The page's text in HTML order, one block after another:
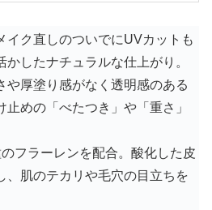
イク直しのついでにUVカットも
したナチュラルな仕上がり。
や厚塗り感がなく透明感のある
止めの「べたつき」や「重さ」
フラーレンを配合。酸化した皮
、肌のテカリや毛穴の目立ちを